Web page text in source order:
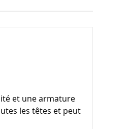
et une armature
les têtes et peut